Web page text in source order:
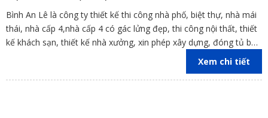
Bình An Lê là công ty thiết kế thi công nhà phố, biệt thự, nhà mái
thái, nhà cấp 4,nhà cấp 4 có gác lửng đẹp, thi công nội thất, thiết
kế khách sạn, thiết kế nhà xưởng, xin phép xây dựng, đóng tủ bếp
trên địa bàn các tỉnh Đồng Nai, Bình Dương, TP Hồ Chí Minh,
Xem chi tiết